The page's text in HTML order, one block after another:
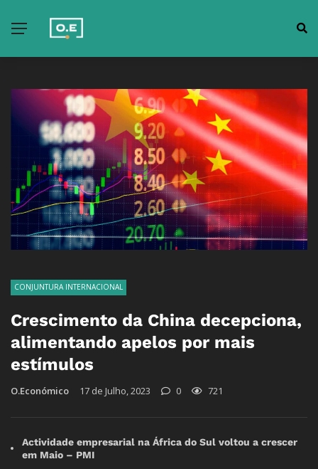
CONJUNTURA INTERNACIONAL
Crescimento da China decepciona,
alimentando apelos por mais
estímulos
O.Económico 17 de Julho, 2023 0 721
Actividade empresarial na África do Sul voltou a crescer
em Maio – PMI